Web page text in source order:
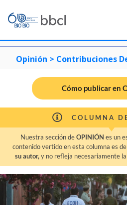
Opinión > Contribuciones
Cómo publicar en
COLUMNA
Nuestra sección deOPINIÓN es un
contenido vertido en esta columna es de
su autor,y no refleja necesariamente